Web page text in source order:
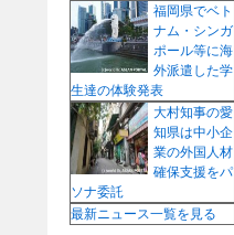
福岡県でベト
ナム・シンガ
ポール等に海
外派遣した学
生達の体験発表
大村知事の愛
知県は中小企
業の外国人材
確保支援をパ
ソナ委託
最新ニュース一覧を見る